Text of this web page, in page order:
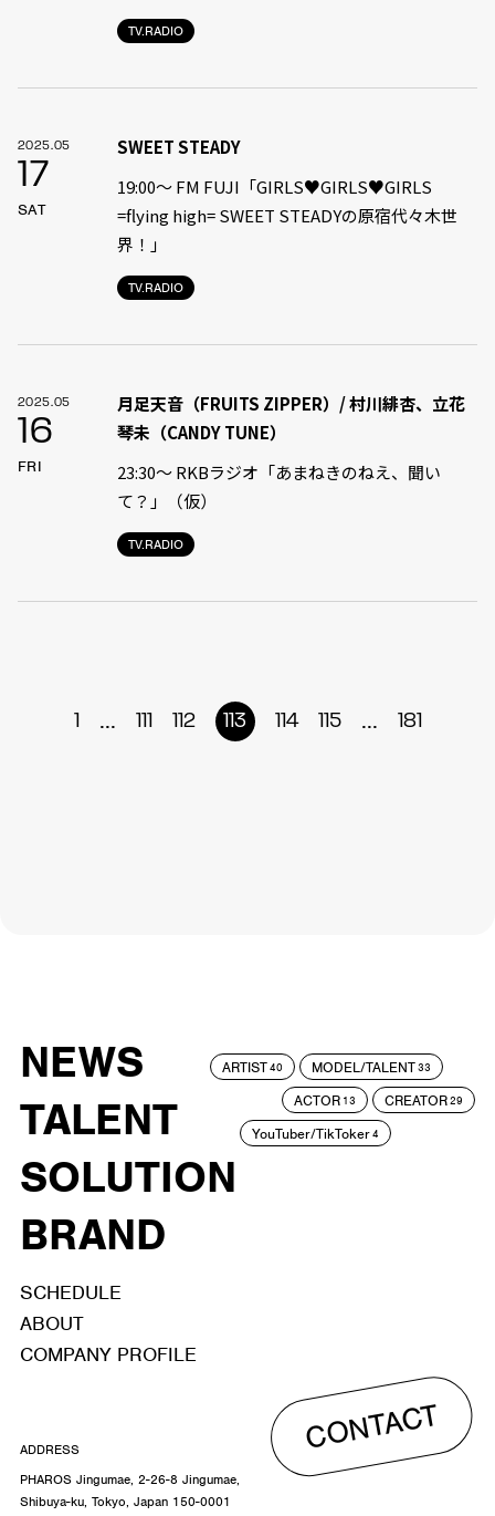
TV.RADIO
2025.05
17
SAT
TV.RADIO
SWEET STEADY
19:00〜 FM FUJI「GIRLS♥GIRLS♥GIRLS
=flying high= SWEET STEADYの原宿代々木世
界！」
2025.05
16
FRI
TV.RADIO
月足天音（FRUITS ZIPPER）/ 村川緋杏、立花
琴未（CANDY TUNE）
23:30〜 RKBラジオ「あまねきのねえ、聞い
て？」（仮）
1 ... 111 112 113 114 115 ... 181
NEWS
TALENT
SOLUTION
BRAND
ARTIST40 MODEL/TALENT33
ACTOR 13 CREATOR29
YouTuber/TikToker4
SCHEDULE
ABOUT
COMPANY PROFILE
CONTACT
ADDRESS
PHAROS Jingumae, 2-26-8 Jingumae,
Shibuya-ku, Tokyo, Japan 150-0001